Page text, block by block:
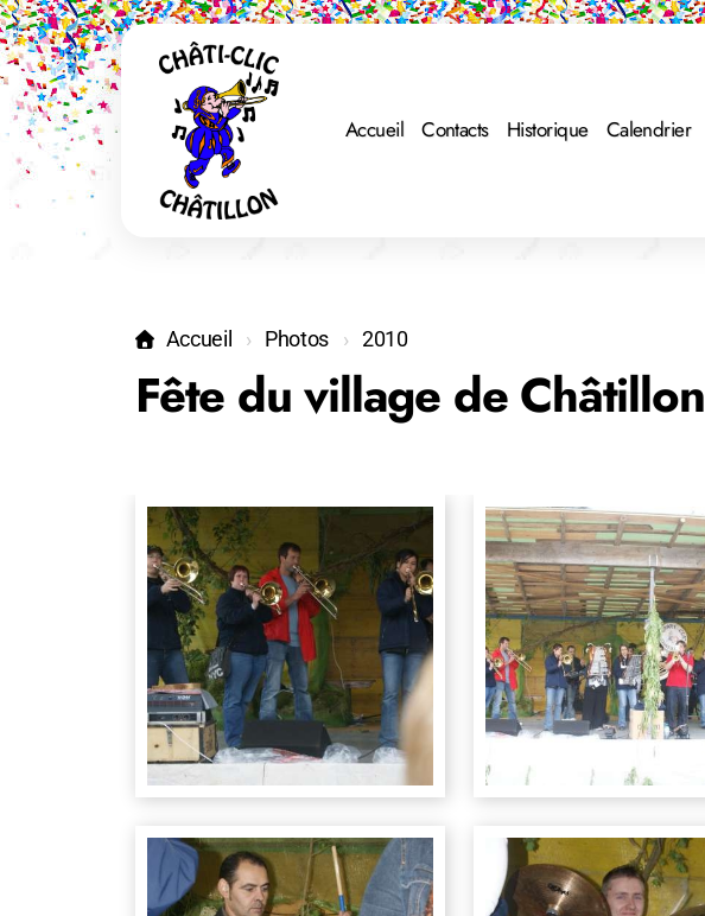
Accueil Contacts Historique Calendrier
Accueil Photos 2010
Fête du village de Châtillon